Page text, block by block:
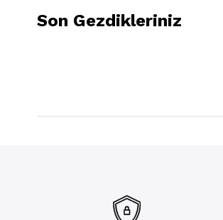
Son Gezdikleriniz